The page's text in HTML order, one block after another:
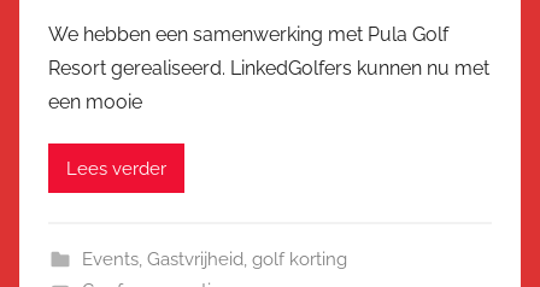
We hebben een samenwerking met Pula Golf
Resort gerealiseerd. LinkedGolfers kunnen nu met
een mooie
Lees verder
Events, Gastvrijheid, golf korting